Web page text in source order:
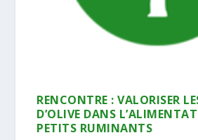
RENCONTRE : VALORISER
D’OLIVE DANS
PETITS RUMINANTS